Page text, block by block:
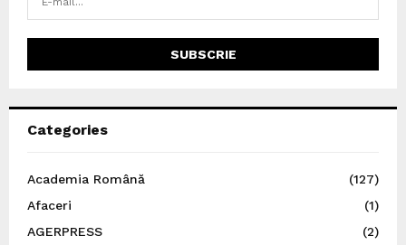
Categories
Academia Română
(127)
Afaceri
(1)
AGERPRESS
(2)